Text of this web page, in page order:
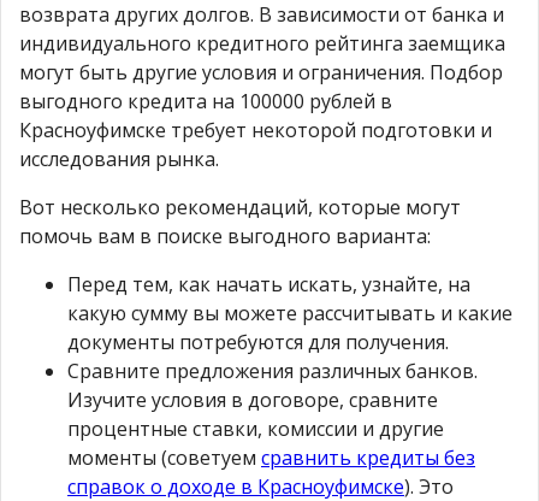
возврата других долгов. В зависимости от банка и
индивидуального кредитного рейтинга заемщика
могут быть другие условия и ограничения. Подбор
выгодного кредита на 100000 рублей в
Красноуфимске требует некоторой подготовки и
исследования рынка.
Вот несколько рекомендаций, которые могут
помочь вам в поиске выгодного варианта:
Перед тем, как начать искать, узнайте, на
какую сумму вы можете рассчитывать и какие
документы потребуются для получения.
Сравните предложения различных банков.
Изучите условия в договоре, сравните
процентные ставки, комиссии и другие
моменты (советуем сравнить кредиты без
справок о доходе в Красноуфимске). Это